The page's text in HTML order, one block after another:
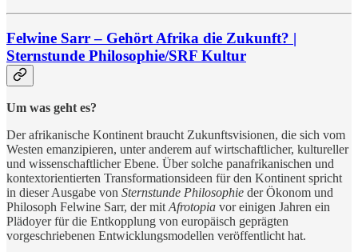
Felwine Sarr – Gehört Afrika die Zukunft? |
Sternstunde Philosophie/SRF Kultur
Um was geht es?
Der afrikanische Kontinent braucht Zukunftsvisionen, die sich vom
Westen emanzipieren, unter anderem auf wirtschaftlicher, kultureller
und wissenschaftlicher Ebene. Über solche panafrikanischen und
kontextorientierten Transformationsideen für den Kontinent spricht
in dieser Ausgabe von Sternstunde Philosophie der Ökonom und
Philosoph Felwine Sarr, der mit Afrotopia vor einigen Jahren ein
Plädoyer für die Entkopplung von europäisch geprägten
vorgeschriebenen Entwicklungsmodellen veröffentlicht hat.